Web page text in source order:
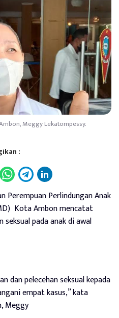
Meggy Lekatompessy.
:
Perempuan Perlindungan Anak
Kota Ambon mencatat
seksual pada anak di awal
dan pelecehan seksual kepada
empat kasus,” kata
Meggy